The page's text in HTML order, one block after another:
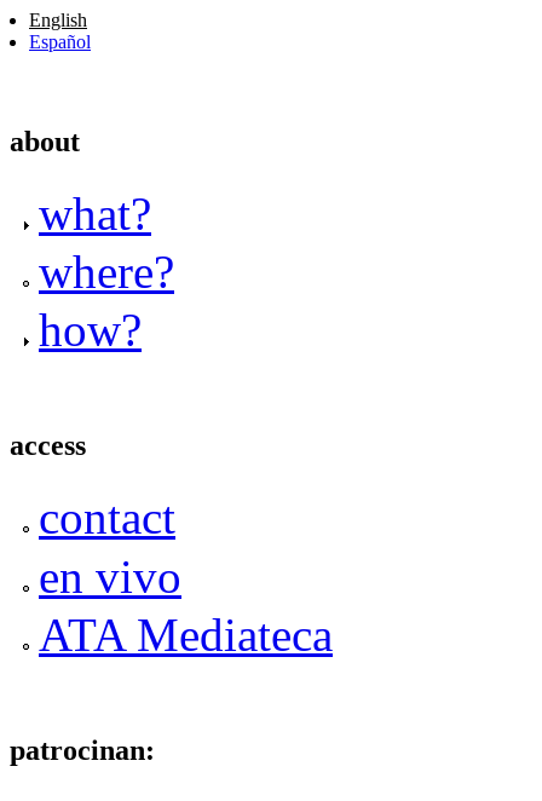
English
Español
about
what?
where?
how?
access
contact
en vivo
ATA Mediateca
patrocinan: